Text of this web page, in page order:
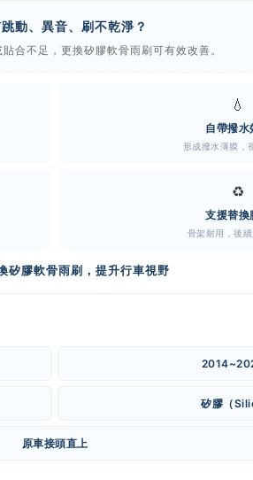
動、異音、刷不乾淨？
合不足，更換矽膠軟骨雨刷可有效改善。
💧
自帶撥水
形成撥水薄膜，
♻️
支援替換
骨架耐用，後
矽膠軟骨雨刷，提升行車視野
矽膠（
原車接頭直上